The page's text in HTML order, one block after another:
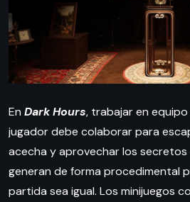
En Dark Hours, trabajar en
jugador debe colaborar para
acecha y aprovechar los secretos
generan de forma procedimental
partida sea igual. Los minijuegos